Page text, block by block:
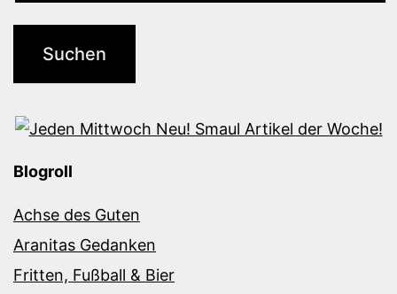
Blogroll
Achse des Guten
Aranitas Gedanken
Fritten, Fußball & Bier